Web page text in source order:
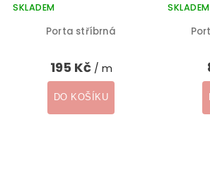
Porta stříbrná
SKLADEM
195 Kč / m
DO KOŠÍKU
SKLADEM